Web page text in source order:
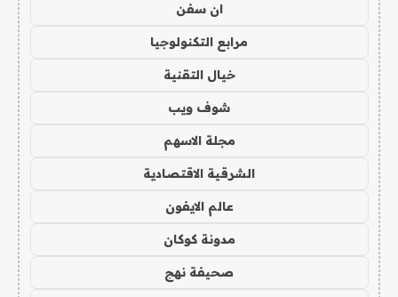
ان سفن
مرابع التكنولوجيا
خيال التقنية
شوف ويب
مجلة الاسهم
الشرقية الاقتصادية
عالم الايفون
مدونة كوكان
صحيفة نهج